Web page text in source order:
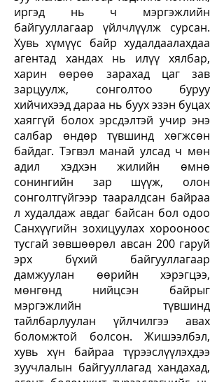
иргэд нь ч мэргэжлийн
байгууллагаар үйлчлүүлж сурсан.
Хувь хүмүүс байр худалдаалахдаа
агентад хандах нь илүү хялбар,
харин өөрөө зарахад цаг зав
зарцуулж, сонголтоо буруу
хийчихээд дараа нь буух эзэн буцах
хаяггүй болох эрсдэлтэй учир энэ
салбар өндөр түвшинд хөгжсөн
байдаг. Тэгвэл манай улсад ч мөн
адил хэдхэн жилийн өмнө
сонингийн зар шүүж, олон
сонголтгүйгээр тааралдсан байраа
л худалдаж авдаг байсан бол одоо
Санхүүгийн зохицуулах хорооноос
тусгай зөвшөөрөл авсан 200 гаруй
эрх бүхий байгууллагаар
дамжуулан өөрийн хэрэгцээ,
мөнгөнд нийцсэн байрыг
мэргэжлийн түвшинд
тайлбарлуулан үйлчилгээ авах
боломжтой болсон. Жишээлбэл,
хувь хүн байраа түрээслүүлэхдээ
зуучлалын байгууллагад хандахад,